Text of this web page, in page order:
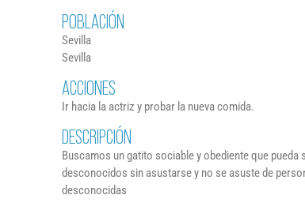
POBLACIÓN
Sevilla
Sevilla
ACCIONES
Ir hacia la actriz y probar la nueva comida.
DESCRIPCIÓN
Buscamos un gatito sociable y obediente que pueda
desconocidos sin asustarse y no se asuste de
desconocidas